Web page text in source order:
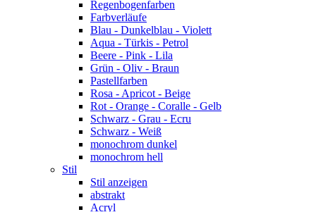
Regenbogenfarben
Farbverläufe
Blau - Dunkelblau - Violett
Aqua - Türkis - Petrol
Beere - Pink - Lila
Grün - Oliv - Braun
Pastellfarben
Rosa - Apricot - Beige
Rot - Orange - Coralle - Gelb
Schwarz - Grau - Ecru
Schwarz - Weiß
monochrom dunkel
monochrom hell
Stil
Stil anzeigen
abstrakt
Acryl